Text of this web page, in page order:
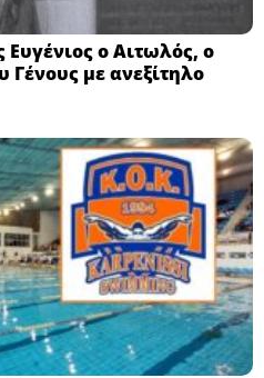
Ευγένιος ο Αιτωλός, ο
Γένους με ανεξίτηλο